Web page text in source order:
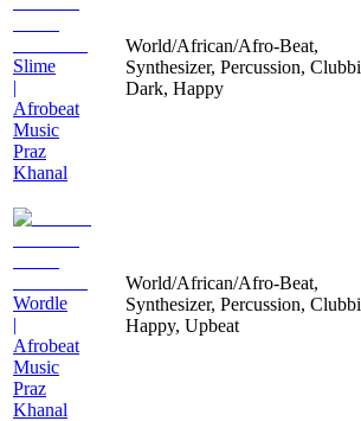
Slime
|
Afrobeat
Music
Praz
Khanal
World/African/Afro-Beat,
Synthesizer, Percussion,
Dark, Happy
Wordle
|
Afrobeat
Music
Praz
Khanal
World/African/Afro-Beat,
Synthesizer, Percussion,
Happy, Upbeat